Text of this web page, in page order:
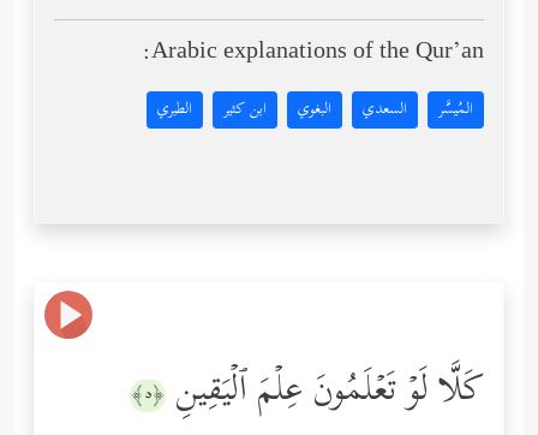
Arabic explanations of the Qur’an:
المُيسَّر السعدي البغوي ابن كثير الطبري
كَلَّا لَوۡ تَعۡلَمُونَ عِلۡمَ ٱلۡیَقِینِ ﴿٥﴾